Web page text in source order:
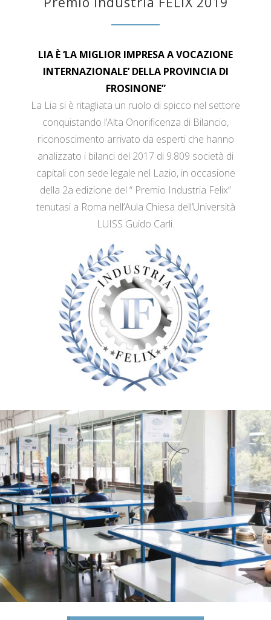
LIA È ‘LA MIGLIOR IMPRESA A VOCAZIONE
INTERNAZIONALE’ DELLA PROVINCIA DI
FROSINONE”
La Lia si è ritagliata un ruolo di spicco nel settore
conquistando l’Alta Onorificenza di Bilancio,
riconoscimento arrivato da esperti che hanno
analizzato i bilanci del 2017 di 9.809 società di
capitali con sede legale nel Lazio, in occasione
della 2a edizione del “ Premio Industria Felix”
tenutasi a Roma nell’Aula Chiesa dell’Università
LUISS Guido Carli.